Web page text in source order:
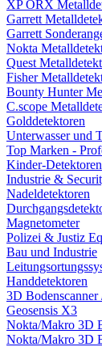
XP ORX
Garrett
Garrett
Nokta
Quest
Fisher
Bounty Hunter
C.scope
Golddetektoren
Unterwasser und
Top Marken -
Kinder-Detektoren
Industrie &
Nadeldetektoren
Magnetometer
Polizei & Justiz
Bau und Industrie
Handdetektoren
3D Bodenscanner
Geosensis X3
Nokta/Makro 3D
Nokta/Makro 3D